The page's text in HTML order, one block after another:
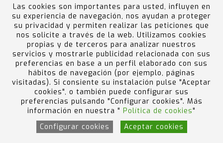
novedades comerciales y/o nuevas promociones
de productos y servicios.
ENVIAR
Las cookies son importantes para usted, influyen en
su experiencia de navegación, nos ayudan a proteger
su privacidad y permiten realizar las peticiones que
nos solicite a través de la web. Utilizamos cookies
propias y de terceros para analizar nuestros
servicios y mostrarle publicidad relacionada con sus
preferencias en base a un perfil elaborado con sus
hábitos de navegación (por ejemplo, páginas
visitadas). Si consiente su instalación pulse "Aceptar
cookies", o también puede configurar sus
preferencias pulsando "Configurar cookies". Más
información en nuestra " Política de cookies"
Configurar cookies
Aceptar cookies